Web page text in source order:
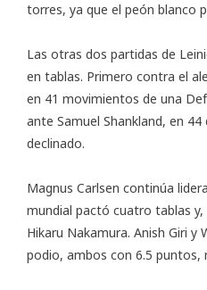
torres, ya que el peón blanco
Las otras dos partidas de
en tablas. Primero contra el
en 41 movimientos de una
ante Samuel Shankland, en
declinado.
Magnus Carlsen continúa
mundial pactó cuatro tablas
Hikaru Nakamura. Anish Giri y
podio, ambos con 6.5 puntos,